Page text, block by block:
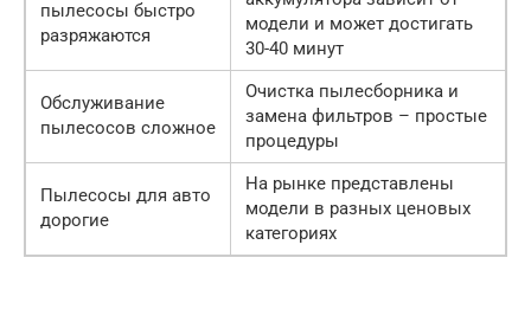
пылесосы быстро
разряжаются
модели и может достигать
30-40 минут
Обслуживание
пылесосов сложное
Очистка пылесборника и
замена фильтров – простые
процедуры
Пылесосы для авто
дорогие
На рынке представлены
модели в разных ценовых
категориях